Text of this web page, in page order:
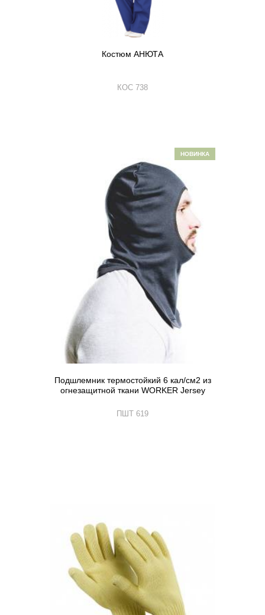
Костюм АНЮТА
КОС 738
НОВИНКА
Подшлемник термостойкий 6 кал/см2 из
огнезащитной ткани WORKER Jersey
ПШТ 619